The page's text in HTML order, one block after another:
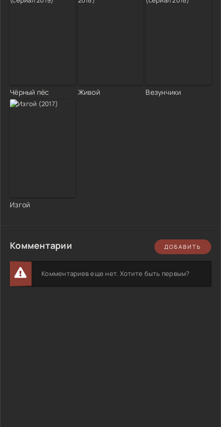
Чёрный пёс Живой Везунчики
Изгой
Комментарии ДОБАВИТЬ
Комментариев еще нет. Хотите быть первым?